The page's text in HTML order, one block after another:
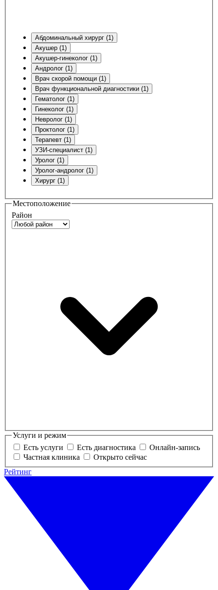
Абдоминальный хирург (1)
Акушер (1)
Акушер-гинеколог (1)
Андролог (1)
Врач скорой помощи (1)
Врач функциональной диагностики (1)
Гематолог (1)
Гинеколог (1)
Невролог (1)
Проктолог (1)
Терапевт (1)
УЗИ-специалист (1)
Уролог (1)
Уролог-андролог (1)
Хирург (1)
Местоположение
Район
Услуги и режим
Есть услуги
Есть диагностика
Онлайн-запись
Частная клиника
Открыто сейчас
Рейтинг